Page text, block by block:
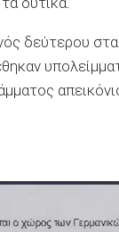
δεύτερου